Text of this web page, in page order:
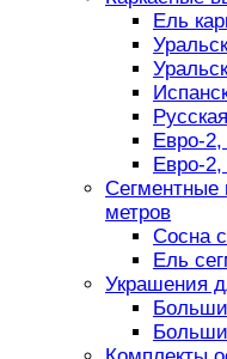
Ель
Евро-2,
Евро-2,
Сегментные
метров
Сосна
Ель
Украшения